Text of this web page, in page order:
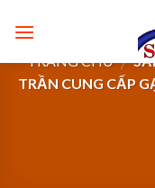
TRANG CHỦ /
TRẦN CUNG CẤP